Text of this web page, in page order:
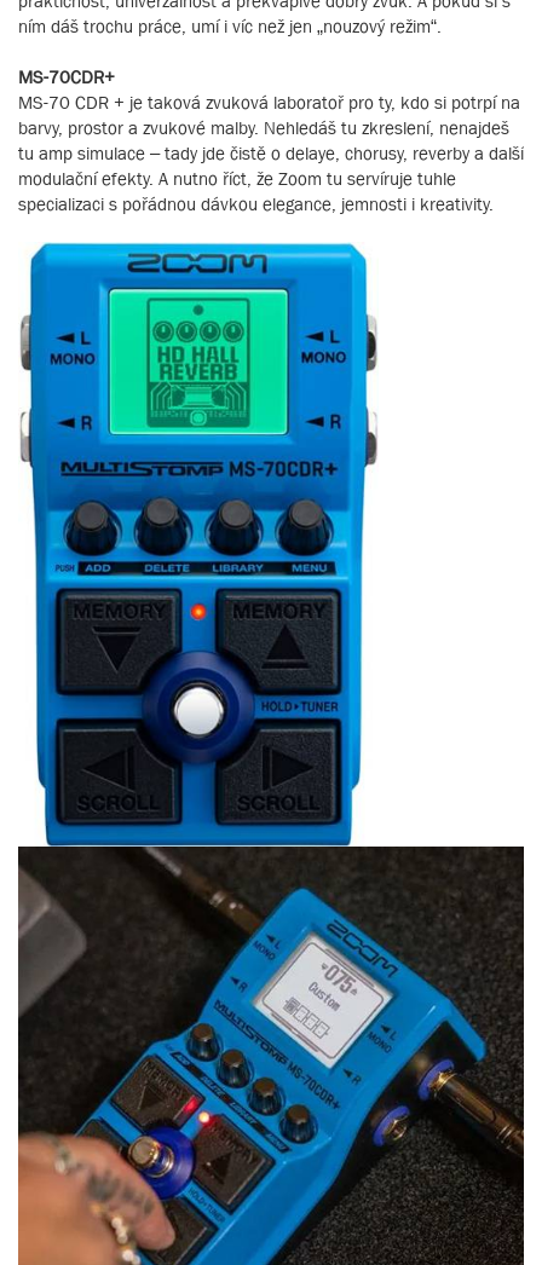
ním dáš trochu práce, umí i víc než jen „nouzový režim“.
MS-70CDR+
MS-70 CDR + je taková zvuková laboratoř pro ty, kdo si potrpí na
barvy, prostor a zvukové malby. Nehledáš tu zkreslení, nenajdeš
tu amp simulace – tady jde čistě o delaye, chorusy, reverby a další
modulační efekty. A nutno říct, že Zoom tu servíruje tuhle
specializaci s pořádnou dávkou elegance, jemnosti i kreativity.